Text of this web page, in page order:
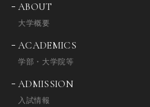
ABOUT
大学概要
ACADEMICS
学部・大学院等
ADMISSION
入試情報